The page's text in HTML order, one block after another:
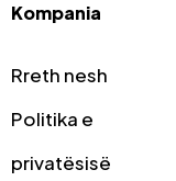
Kompania
Rreth nesh
Politika e
privatësisë